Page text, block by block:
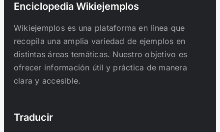
Enciclopedia Wikiejemplos
Wikiejemplos es una plataforma en línea que
recopila una amplia variedad de ejemplos en
distintas áreas temáticas. Nuestro objetivo es
ofrecer información útil y práctica de manera
clara y accesible.
Traducir